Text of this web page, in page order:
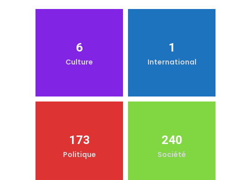
6
Culture
1
International
173
Politique
240
Société